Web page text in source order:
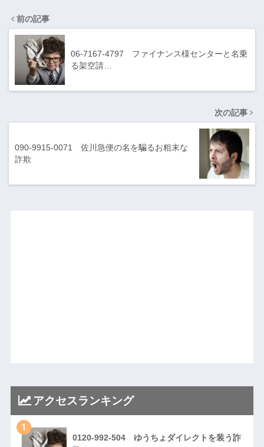
前の記事
06-7167-4797 ファイナンス様センターと名乗
る架空請…
次の記事
090-9915-0071 佐川急便の名を騙るお粗末な
詐欺
アクセスランキング
1
0120-992-504 ゆうちょダイレクトを装う詐